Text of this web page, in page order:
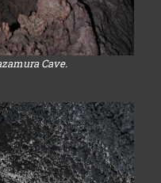
Cave.